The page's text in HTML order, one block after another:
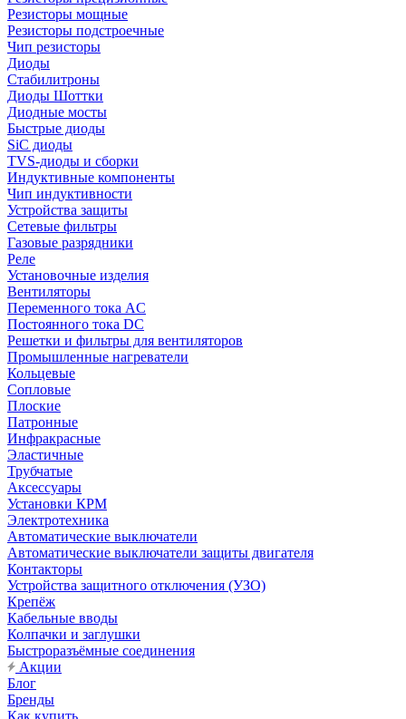
Резисторы мощные
Резисторы подстроечные
Чип резисторы
Диоды
Стабилитроны
Диоды Шоттки
Диодные мосты
Быстрые диоды
SiC диоды
TVS-диоды и сборки
Индуктивные компоненты
Чип индуктивности
Устройства защиты
Сетевые фильтры
Газовые разрядники
Реле
Установочные изделия
Вентиляторы
Переменного тока AC
Постоянного тока DC
Решетки и фильтры для вентиляторов
Промышленные нагреватели
Кольцевые
Сопловые
Плоские
Патронные
Инфракрасные
Эластичные
Трубчатые
Аксессуары
Установки КРМ
Электротехника
Автоматические выключатели
Автоматические выключатели защиты двигателя
Контакторы
Устройства защитного отключения (УЗО)
Крепёж
Кабельные вводы
Колпачки и заглушки
Быстроразъёмные соединения
Акции
Блог
Бренды
Как купить